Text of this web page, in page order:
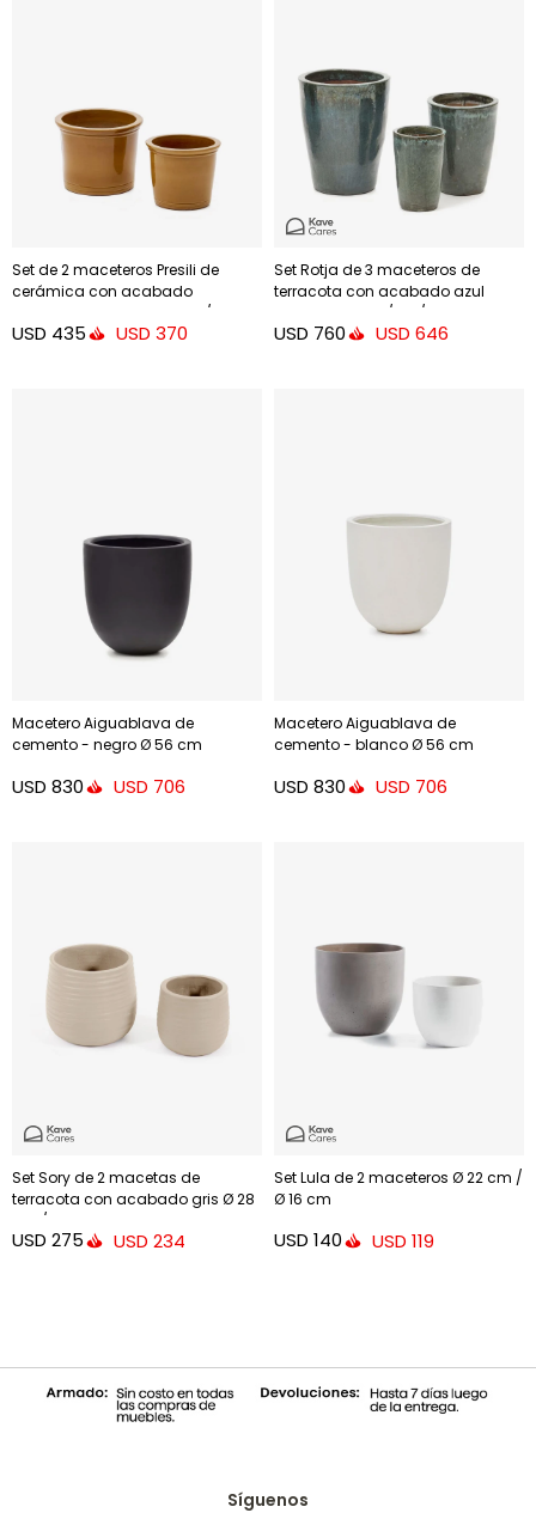
Set de 2 maceteros Presili de
cerámica con acabado
mostaza esmaltada Ø 37 / 47 cm
USD 435 USD 370
Set Rotja de 3 maceteros de
terracota con acabado azul
glaseado Ø 26 / 35 / 47 cm
USD 760 USD 646
Macetero Aiguablava de
cemento - negro Ø 56 cm
USD 830 USD 706
Macetero Aiguablava de
cemento - blanco Ø 56 cm
USD 830 USD 706
Set Sory de 2 macetas de
terracota con acabado gris Ø 28
cm / Ø 36 cm
USD 275 USD 234
Set Lula de 2 maceteros Ø 22 cm /
Ø 16 cm
USD 140 USD 119
Síguenos